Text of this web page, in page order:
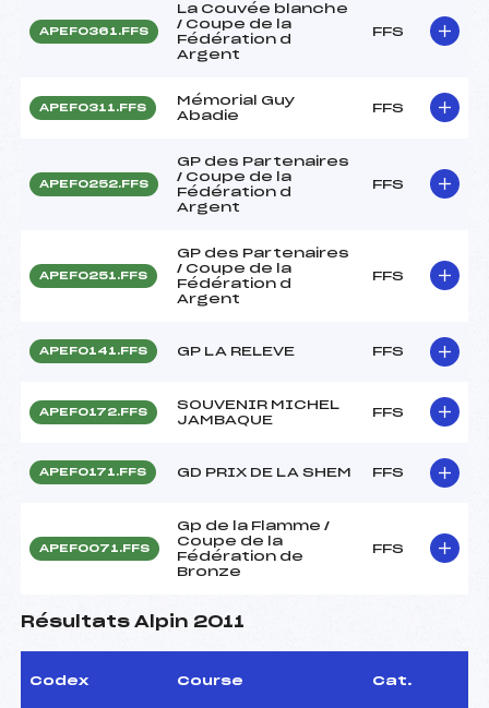
APEF0361.FFS
La Couvée blanche
/ Coupe de la
Fédération d
Argent
FFS
APEF0311.FFS
Mémorial Guy
Abadie
FFS
APEF0252.FFS
GP des Partenaires
/ Coupe de la
Fédération d
Argent
FFS
APEF0251.FFS
GP des Partenaires
/ Coupe de la
Fédération d
Argent
FFS
APEF0141.FFS GP LA RELEVE FFS
APEF0172.FFS
SOUVENIR MICHEL
JAMBAQUE
FFS
APEF0171.FFS GD PRIX DE LA SHEM FFS
APEF0071.FFS
Gp de la Flamme /
Coupe de la
Fédération de
Bronze
FFS
Résultats Alpin 2011
Codex Course Cat.